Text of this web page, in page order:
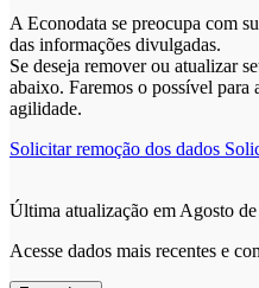
A Econodata se preocupa com
das informações divulgadas.
Se deseja remover ou atualizar
abaixo. Faremos o possível para
agilidade.
Solicitar remoção dos dados
Última atualização em Agosto
Acesse dados mais recentes e